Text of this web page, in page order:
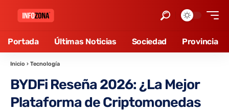
Portada Últimas Noticias Sociedad Provincia
Inicio › Tecnología
BYDFi Reseña 2026: ¿La Mejor
Plataforma de Criptomonedas